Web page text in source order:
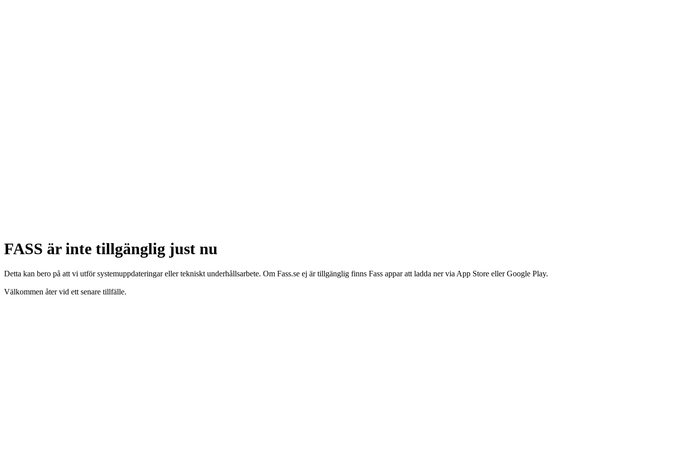
FASS är inte tillgänglig just nu
Detta kan bero på att vi utför systemuppdateringar eller tekniskt underhållsarbete. Om Fass.se ej är tillgänglig finns Fass appar att ladda ner via App Store eller Google Play.
Välkommen åter vid ett senare tillfälle.